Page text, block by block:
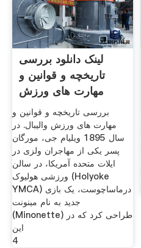
لینک دانلود بررسی
تاریخچه و قوانین و
مهارت های ورزش
بررسی تاریخچه و قوانین و
مهارت های ورزش والیبال. در
سال 1895 ویلیام جی، مورگان
پسر یکی از مهاجران ولزی در
ایلات متحده آمریکا، در سالن
ورزشی هولیوک (Holyoke
YMCA) درماساچوست، یک بازی
جدید به نام مینونت
(Minonette) طراحی کرد که در
این
4